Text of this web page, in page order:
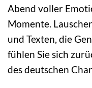
Abend voller
Momente.
und Texten, die
fühlen Sie sich
des deutschen